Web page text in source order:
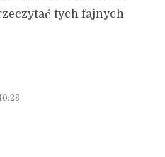
tych fajnych